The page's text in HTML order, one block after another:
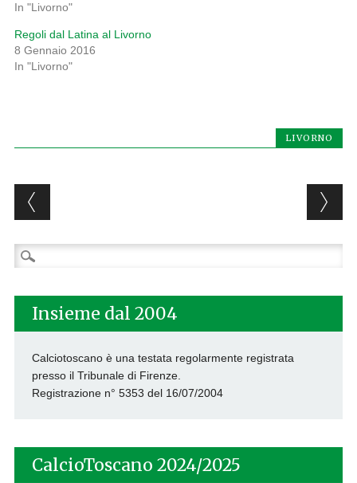
In "Livorno"
Regoli dal Latina al Livorno
8 Gennaio 2016
In "Livorno"
LIVORNO
Post navigation
Ricerca
per:
Insieme dal 2004
Calciotoscano è una testata regolarmente registrata
presso il Tribunale di Firenze.
Registrazione n° 5353 del 16/07/2004
CalcioToscano 2024/2025